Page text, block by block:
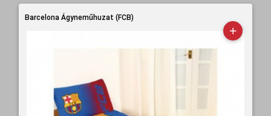
Barcelona Ágyneműhuzat (FCB)